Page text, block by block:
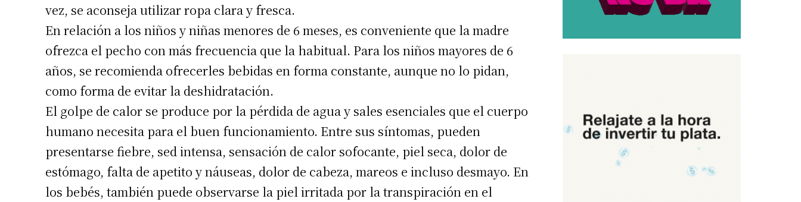
vez, se aconseja utilizar ropa clara y fresca.
En relación a los niños y niñas menores de 6 meses, es conveniente que la madre
ofrezca el pecho con más frecuencia que la habitual. Para los niños mayores de 6
años, se recomienda ofrecerles bebidas en forma constante, aunque no lo pidan,
como forma de evitar la deshidratación.
El golpe de calor se produce por la pérdida de agua y sales esenciales que el cuerpo
humano necesita para el buen funcionamiento. Entre sus síntomas, pueden
presentarse fiebre, sed intensa, sensación de calor sofocante, piel seca, dolor de
estómago, falta de apetito y náuseas, dolor de cabeza, mareos e incluso desmayo. En
los bebés, también puede observarse la piel irritada por la transpiración en el